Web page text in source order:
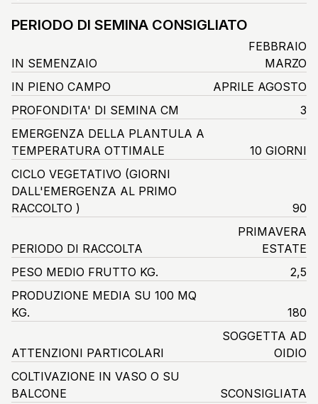
PERIODO DI SEMINA CONSIGLIATO
IN SEMENZAIO
FEBBRAIO
MARZO
IN PIENO CAMPO
APRILE AGOSTO
PROFONDITA' DI SEMINA CM
3
EMERGENZA DELLA PLANTULA A
TEMPERATURA OTTIMALE
10 GIORNI
CICLO VEGETATIVO (GIORNI
DALL'EMERGENZA AL PRIMO
RACCOLTO )
90
PERIODO DI RACCOLTA
PRIMAVERA
ESTATE
PESO MEDIO FRUTTO KG.
2,5
PRODUZIONE MEDIA SU 100 MQ
KG.
180
ATTENZIONI PARTICOLARI
SOGGETTA AD
OIDIO
COLTIVAZIONE IN VASO O SU
BALCONE
SCONSIGLIATA